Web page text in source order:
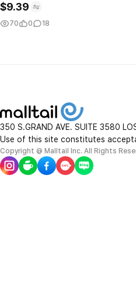
$9.39
70 0 18
350 S.GRAND AVE. SUITE 3580
Use of this site constitutes
Copyright @ Malltail Inc. All Rights